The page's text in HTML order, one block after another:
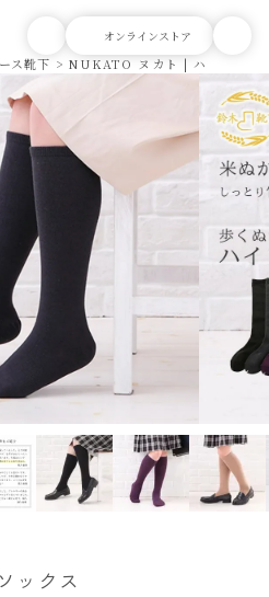
ス靴下 NUKATO ヌカト | ハイソック
ックス